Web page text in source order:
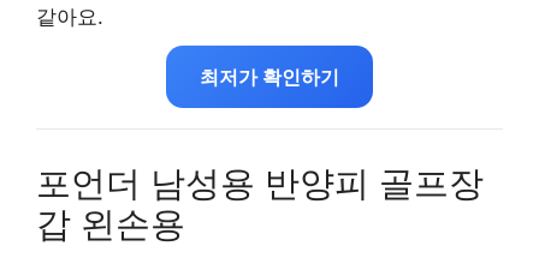
같아요.
최저가 확인하기
포언더 남성용 반양피 골프장
갑 왼손용